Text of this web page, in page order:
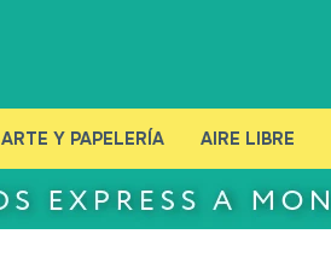
ARTE Y PAPELERÍA AIRE LIBRE